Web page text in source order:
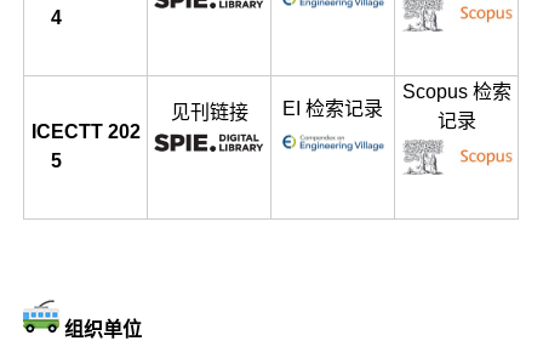
4
ICECTT 202
5
见刊链接 EI 检索记录
Scopus 检索
记录
组织单位